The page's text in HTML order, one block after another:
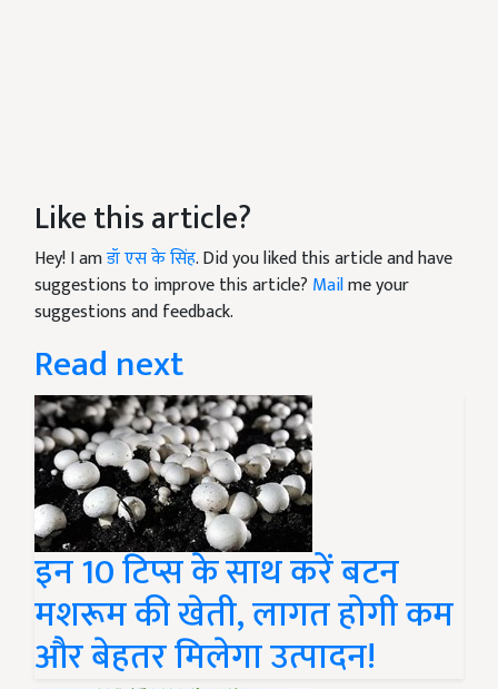
Like this article?
Hey! I amडॉ एस के सिंह. Did you liked this article and have
suggestions to improve this article? Mailme your
suggestions and feedback.
Read next
इन 10 टिप्स के साथ करें बटन
मशरूम की खेती, लागत होगी कम
और बेहतर मिलेगा उत्पादन!